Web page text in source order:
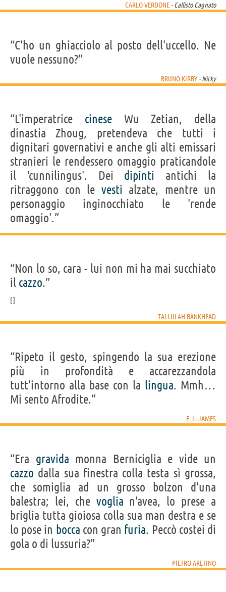
CARLO VERDONE - Callisto Cagnato
“C'ho un ghiacciolo al posto dell'uccello. Ne
vuole nessuno?”
BRUNO KIRBY - Nicky
“L'imperatrice cineseWu Zetian, della
dinastia Zhoug, pretendeva che tutti i
dignitari governativi e anche gli alti emissari
stranieri le rendessero omaggio praticandole
il 'cunnilingus'. Dei dipinti antichi la
ritraggono con le vesti alzate, mentre un
personaggio inginocchiato le 'rende
omaggio'.”
“Non lo so, cara - lui non mi ha mai succhiato
il cazzo.”
TALLULAH BANKHEAD
“Ripeto il gesto, spingendo la sua erezione
più in profondità e accarezzandola
tutt’intorno alla base con la lingua. Mmh…
Mi sento Afrodite.”
E. L. JAMES
“Era gravida monna Berniciglia e vide un
cazzo dalla sua finestra colla testa sì grossa,
che somiglia ad un grosso bolzon d'una
balestra; lei, che voglia n'avea, lo prese a
briglia tutta gioiosa colla sua man destra e se
lo pose in bocca con gran furia. Peccò costei di
gola o di lussuria?”
PIETRO ARETINO